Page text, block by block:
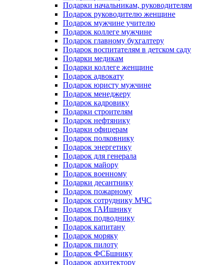
Подарки начальникам, руководителям
Подарок руководителю женщине
Подарок мужчине учителю
Подарок коллеге мужчине
Подарок главному бухгалтеру
Подарок воспитателям в детском саду
Подарки медикам
Подарки коллеге женщине
Подарок адвокату
Подарок юристу мужчине
Подарок менеджеру
Подарок кадровику
Подарки строителям
Подарок нефтянику
Подарки офицерам
Подарок полковнику
Подарок энергетику
Подарок для генерала
Подарок майору
Подарок военному
Подарки десантнику
Подарок пожарному
Подарок сотруднику МЧС
Подарок ГАИшнику
Подарок подводнику
Подарок капитану
Подарок моряку
Подарок пилоту
Подарок ФСБшнику
Подарок архитектору